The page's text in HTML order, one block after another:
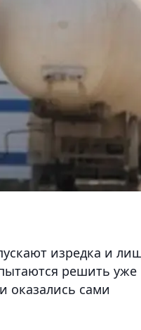
изредка и
решить уже
оказались сами